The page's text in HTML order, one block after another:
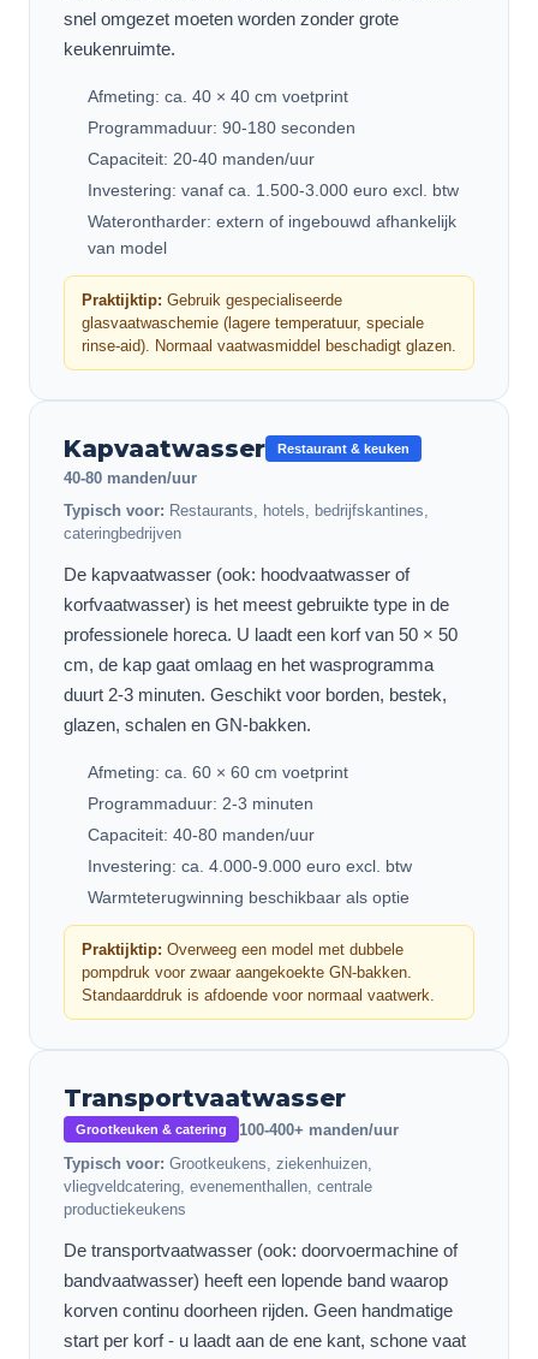
snel omgezet moeten worden zonder grote
keukenruimte.
Afmeting: ca. 40 × 40 cm voetprint
Programmaduur: 90-180 seconden
Capaciteit: 20-40 manden/uur
Investering: vanaf ca. 1.500-3.000 euro excl. btw
Waterontharder: extern of ingebouwd afhankelijk
van model
Praktijktip: Gebruik gespecialiseerde
glasvaatwaschemie (lagere temperatuur, speciale
rinse-aid). Normaal vaatwasmiddel beschadigt glazen.
Kapvaatwasser Restaurant & keuken
40-80 manden/uur
Typisch voor: Restaurants, hotels, bedrijfskantines,
cateringbedrijven
De kapvaatwasser (ook: hoodvaatwasser of
korfvaatwasser) is het meest gebruikte type in de
professionele horeca. U laadt een korf van 50 × 50
cm, de kap gaat omlaag en het wasprogramma
duurt 2-3 minuten. Geschikt voor borden, bestek,
glazen, schalen en GN-bakken.
Afmeting: ca. 60 × 60 cm voetprint
Programmaduur: 2-3 minuten
Capaciteit: 40-80 manden/uur
Investering: ca. 4.000-9.000 euro excl. btw
Warmteterugwinning beschikbaar als optie
Praktijktip: Overweeg een model met dubbele
pompdruk voor zwaar aangekoekte GN-bakken.
Standaarddruk is afdoende voor normaal vaatwerk.
Transportvaatwasser
Grootkeuken & catering
100-400+ manden/uur
Typisch voor: Grootkeukens, ziekenhuizen,
vliegveldcatering, evenementhallen, centrale
productiekeukens
De transportvaatwasser (ook: doorvoermachine of
bandvaatwasser) heeft een lopende band waarop
korven continu doorheen rijden. Geen handmatige
start per korf - u laadt aan de ene kant, schone vaat